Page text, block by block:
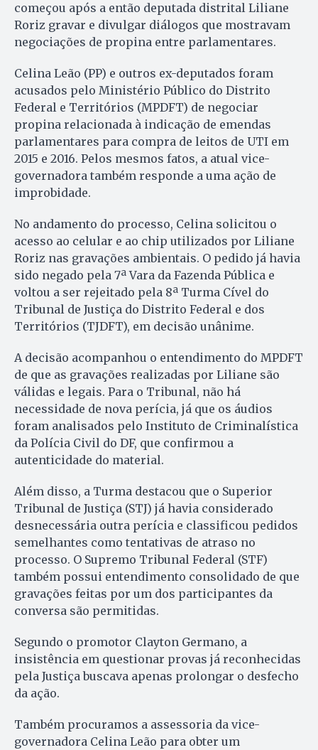
começou após a então deputada distrital Liliane
Roriz gravar e divulgar diálogos que mostravam
negociações de propina entre parlamentares.
Celina Leão (PP) e outros ex-deputados foram
acusados pelo Ministério Público do Distrito
Federal e Territórios (MPDFT) de negociar
propina relacionada à indicação de emendas
parlamentares para compra de leitos de UTI em
2015 e 2016. Pelos mesmos fatos, a atual vice-
governadora também responde a uma ação de
improbidade.
No andamento do processo, Celina solicitou o
acesso ao celular e ao chip utilizados por Liliane
Roriz nas gravações ambientais. O pedido já havia
sido negado pela 7ª Vara da Fazenda Pública e
voltou a ser rejeitado pela 8ª Turma Cível do
Tribunal de Justiça do Distrito Federal e dos
Territórios (TJDFT), em decisão unânime.
A decisão acompanhou o entendimento do MPDFT
de que as gravações realizadas por Liliane são
válidas e legais. Para o Tribunal, não há
necessidade de nova perícia, já que os áudios
foram analisados pelo Instituto de Criminalística
da Polícia Civil do DF, que confirmou a
autenticidade do material.
Além disso, a Turma destacou que o Superior
Tribunal de Justiça (STJ) já havia considerado
desnecessária outra perícia e classificou pedidos
semelhantes como tentativas de atraso no
processo. O Supremo Tribunal Federal (STF)
também possui entendimento consolidado de que
gravações feitas por um dos participantes da
conversa são permitidas.
Segundo o promotor Clayton Germano, a
insistência em questionar provas já reconhecidas
pela Justiça buscava apenas prolongar o desfecho
da ação.
Também procuramos a assessoria da vice-
governadora Celina Leão para obter um